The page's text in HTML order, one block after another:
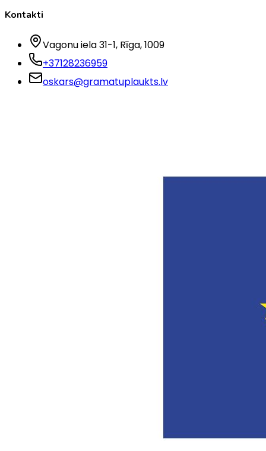
Kontakti
Vagonu iela 31-1, Rīga, 1009
+37128236959
oskars@gramatuplaukts.lv